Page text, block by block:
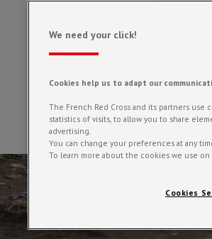
We need your click!
Cookies help us to adapt our
The French Red Cross and its partners
statistics of visits, to allow you to share
advertising.
You can change your preferences at any
To learn more about the cookies we use
Cookies